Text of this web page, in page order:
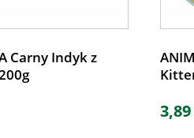
Carny Indyk z
3,89